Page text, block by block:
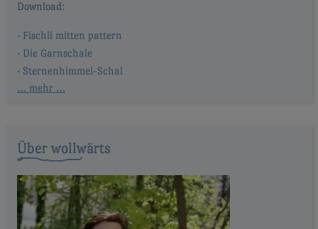
Fischli mitten pattern
Die Garnschale
Sternenhimmel-Schal
… mehr …
Über wollwärts